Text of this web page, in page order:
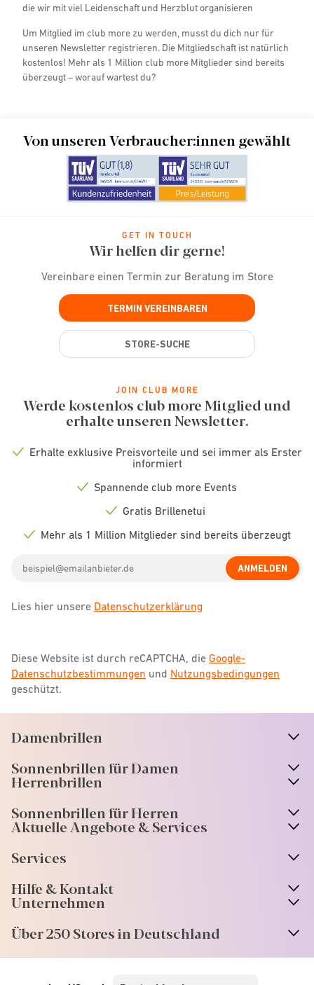
die wir mit viel Leidenschaft und Herzblut organisieren
Um Mitglied im club more zu werden, musst du dich nur für
unseren Newsletter registrieren. Die Mitgliedschaft ist natürlich
kostenlos! Mehr als 1 Million club more Mitglieder sind bereits
überzeugt – worauf wartest du?
Von unseren Verbraucher:innen gewählt
GET IN TOUCH
Wir helfen dir gerne!
Vereinbare einen Termin zur Beratung im Store
TERMIN VEREINBAREN
STORE-SUCHE
JOIN CLUB MORE
Werde kostenlos club more Mitglied und
erhalte unseren Newsletter.
Erhalte exklusive Preisvorteile und sei immer als Erster
informiert
Check
Spannende club more Events
icon
Gratis Brillenetui
Mehr als 1 Million Mitglieder sind bereits überzeugt
address
ANMELDEN
Lies hier unsere Datenschutzerklärung
Diese Website ist durch reCAPTCHA, die Google-
Datenschutzbestimmungen und Nutzungsbedingungen
geschützt.
Damenbrillen
Sonnenbrillen für Damen
Herrenbrillen
Sonnenbrillen für Herren
Aktuelle Angebote & Services
Services
Hilfe & Kontakt
Unternehmen
Über 250 Stores in Deutschland